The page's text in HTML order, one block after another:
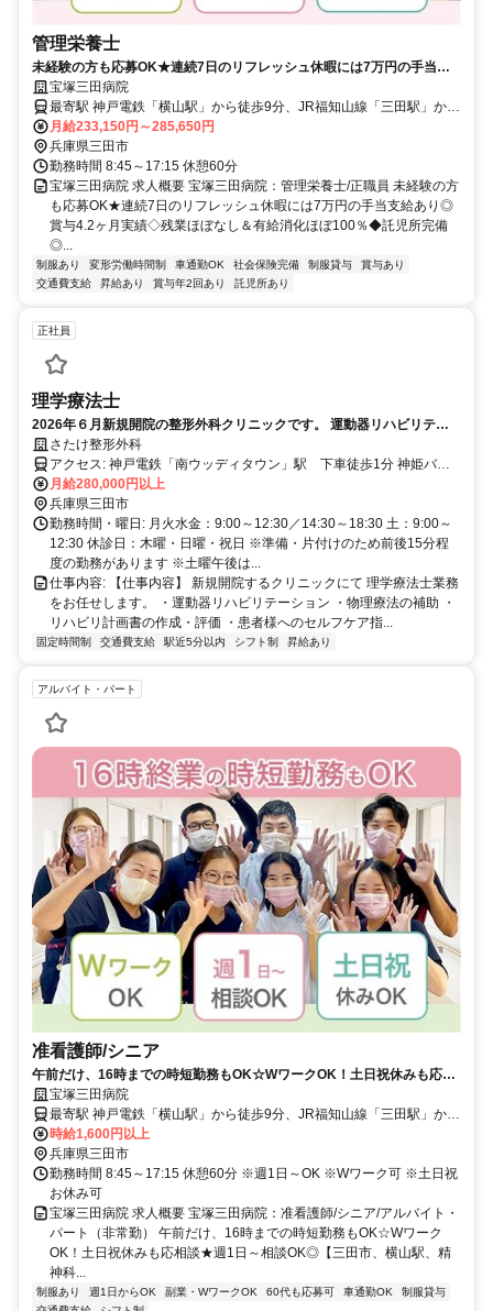
管理栄養士
未経験の方も応募OK★連続7日のリフレッシュ休暇には7万円の手当支
給あり◎賞与4.2ヶ月実績◇残業ほぼなし＆有給消化ほぼ100％◆託児所
完備◎積極採用中【三田市、横山駅、病院、管理栄養士、正職員】
宝塚三田病院
最寄駅 神戸電鉄「横山駅」から徒歩9分、JR福知山線「三田駅」から
送迎バス10分
月給233,150円～285,650円
兵庫県三田市
勤務時間 8:45～17:15 休憩60分
宝塚三田病院 求人概要 宝塚三田病院：管理栄養士/正職員 未経験の方
も応募OK★連続7日のリフレッシュ休暇には7万円の手当支給あり◎
賞与4.2ヶ月実績◇残業ほぼなし＆有給消化ほぼ100％◆託児所完備
◎...
制服あり 変形労働時間制 車通勤OK 社会保険完備 制服貸与
賞与あり
交通費支給
昇給あり 賞与年2回あり 託児所あり
正社員
理学療法士
2026年６月新規開院の整形外科クリニックです。 運動器リハビリテー
ションⅡ取得予定。美容部門併設予定、職員用メニューあり／ 残業ほぼ
なし／設備新設／見学歓迎。
さたけ整形外科
アクセス: 神戸電鉄「南ウッディタウン」駅 下車徒歩1分 神姫バス
「えるむプラザ」停留所 下車すぐ
月給280,000円以上
兵庫県三田市
勤務時間・曜日: 月火水金：9:00～12:30／14:30～18:30 土：9:00～
12:30 休診日：木曜・日曜・祝日 ※準備・片付けのため前後15分程
度の勤務があります ※土曜午後は...
仕事内容: 【仕事内容】 新規開院するクリニックにて 理学療法士業務
をお任せします。 ・運動器リハビリテーション ・物理療法の補助 ・
リハビリ計画書の作成・評価 ・患者様へのセルフケア指...
固定時間制 交通費支給 駅近5分以内 シフト制 昇給あり
アルバイト・パート
准看護師/シニア
午前だけ、16時までの時短勤務もOK☆WワークOK！土日祝休みも応相
談★週1日～相談OK◎【三田市、横山駅、精神科病院/病棟・デイ・ナイ
ト・ケア、准看護師（シニア）、非常勤】
宝塚三田病院
最寄駅 神戸電鉄「横山駅」から徒歩9分、JR福知山線「三田駅」から
送迎バス10分
時給1,600円以上
兵庫県三田市
勤務時間 8:45～17:15 休憩60分 ※週1日～OK ※Wワーク可 ※土日祝
お休み可
宝塚三田病院 求人概要 宝塚三田病院：准看護師/シニア/アルバイト・
パート（非常勤） 午前だけ、16時までの時短勤務もOK☆Wワーク
OK！土日祝休みも応相談★週1日～相談OK◎【三田市、横山駅、精
神科...
制服あり 週1日からOK 副業・WワークOK 60代も応募可 車通勤OK
制服貸与